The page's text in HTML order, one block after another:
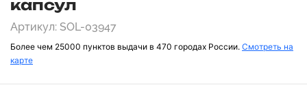
капсул
Артикул: SOL-03947
Более чем 25000 пунктов выдачи в 470 городах России. Смотреть на
карте